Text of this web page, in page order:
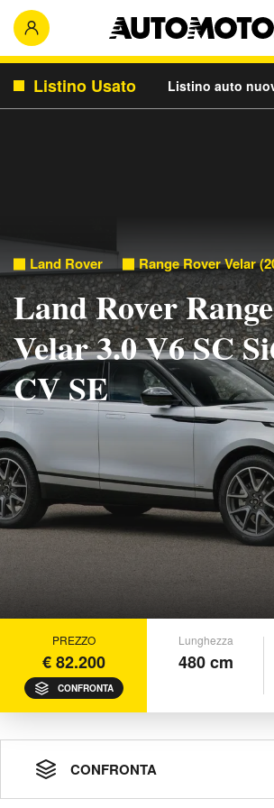
Listino Usato Listino auto
Land Rover Range Rover Velar
Land Rover
Velar 3.0 V6 SC
CV SE
PREZZO
€ 82.200
CONFRONTA
Lunghezza
480 cm
CONFRONTA